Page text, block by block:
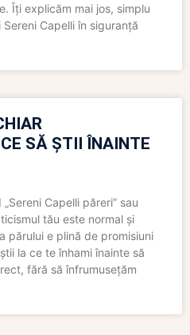
Îți explicăm mai jos, simplu
Capelli în siguranță
SĂ ȘTII ÎNAINTE
Capelli păreri” sau
tău este normal și
părului e plină de promisiuni
la ce te înhami înainte să
fără să înfrumusețăm